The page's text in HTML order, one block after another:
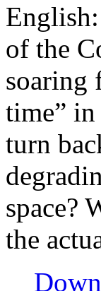
of the
soaring
time”
turn
space?
the